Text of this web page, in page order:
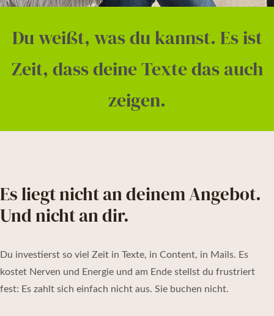
Du weißt, was du kannst. Es ist
Zeit, dass deine Texte das auch
zeigen.
Es liegt nicht an deinem Angebot.
Und nicht an dir.
Du investierst so viel Zeit in Texte, in Content, in Mails. Es
kostet Nerven und Energie und am Ende stellst du frustriert
fest: Es zahlt sich einfach nicht aus. Sie buchen nicht.